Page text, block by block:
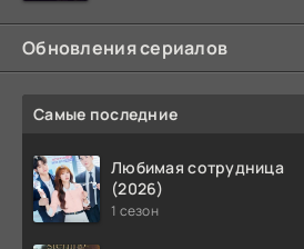
Обновления сериалов
Самые последние
Любимая сотрудница
(2026)
1 сезон